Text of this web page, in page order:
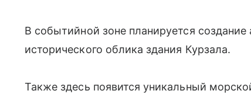
В событийной зоне планируется
исторического облика здания Курзала.
Также здесь появится уникальный